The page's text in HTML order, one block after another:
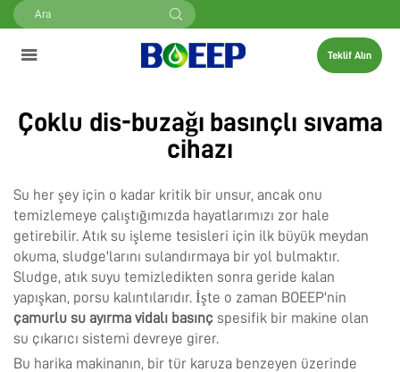
Teklif Alın
Çoklu dis-buzağı basınçlı sıvama
cihazı
Su her şey için o kadar kritik bir unsur, ancak onu
temizlemeye çalıştığımızda hayatlarımızı zor hale
getirebilir. Atık su işleme tesisleri için ilk büyük meydan
okuma, sludge'larını sulandırmaya bir yol bulmaktır.
Sludge, atık suyu temizledikten sonra geride kalan
yapışkan, porsu kalıntılarıdır. İşte o zaman BOEEP'nin
çamurlu su ayırma vidalı basınç spesifik bir makine olan
su çıkarıcı sistemi devreye girer.
Bu harika makinanın, bir tür karuza benzeyen üzerinde